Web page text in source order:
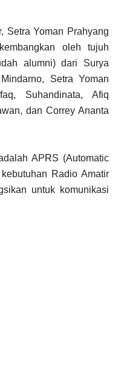
Setra Yoman Prahyang
oleh tujuh
alumni) dari Surya
Setra Yoman
Suhandinata, Afiq
dan Correy Ananta
APRS (Automatic
Radio Amatir
untuk komunikasi